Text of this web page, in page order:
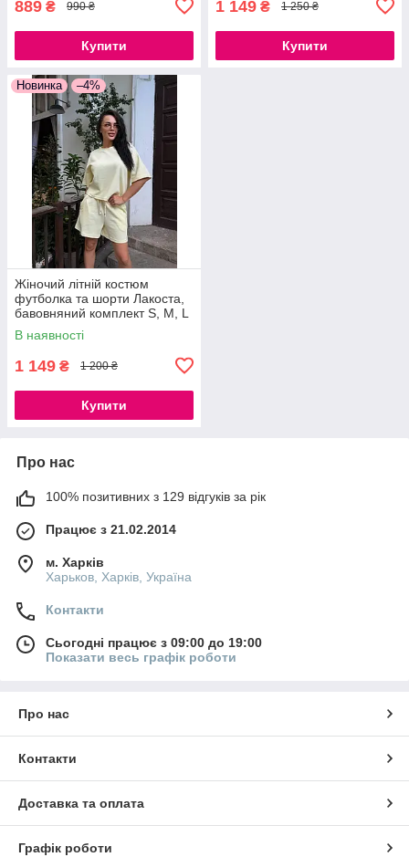
889 ₴ 990 ₴
Купити
1 149 ₴ 1 250 ₴
Купити
Новинка –4%
Жіночий літній костюм
футболка та шорти Лакоста,
бавовняний комплект S, M, L
В наявності
1 149 ₴ 1 200 ₴
Купити
Про нас
100% позитивних з 129 відгуків за рік
Працює з 21.02.2014
м. Харків
Харьков, Харків, Україна
Контакти
Сьогодні працює з 09:00 до 19:00
Показати весь графік роботи
Про нас
Контакти
Доставка та оплата
Графік роботи